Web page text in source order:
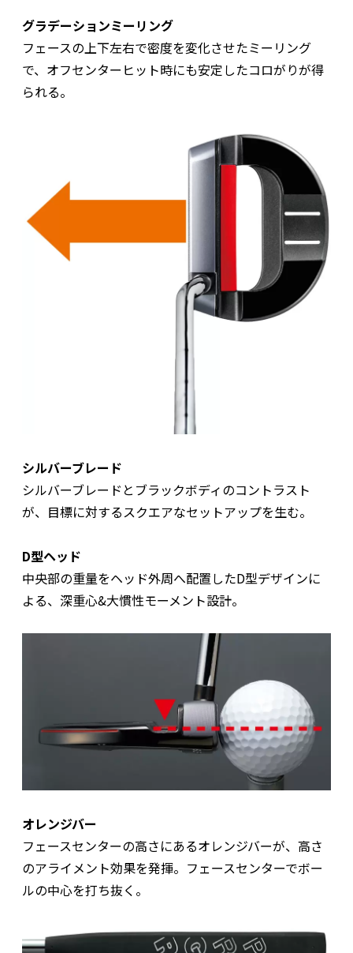
グラデーションミーリング
フェースの上下左右で密度を変化させたミーリング
で、オフセンターヒット時にも安定したコロがりが得
られる。
シルバーブレード
シルバーブレードとブラックボディのコントラスト
が、目標に対するスクエアなセットアップを生む。
D型ヘッド
中央部の重量をヘッド外周へ配置したD型デザインに
よる、深重心&大慣性モーメント設計。
オレンジバー
フェースセンターの高さにあるオレンジバーが、高さ
のアライメント効果を発揮。フェースセンターでボー
ルの中心を打ち抜く。